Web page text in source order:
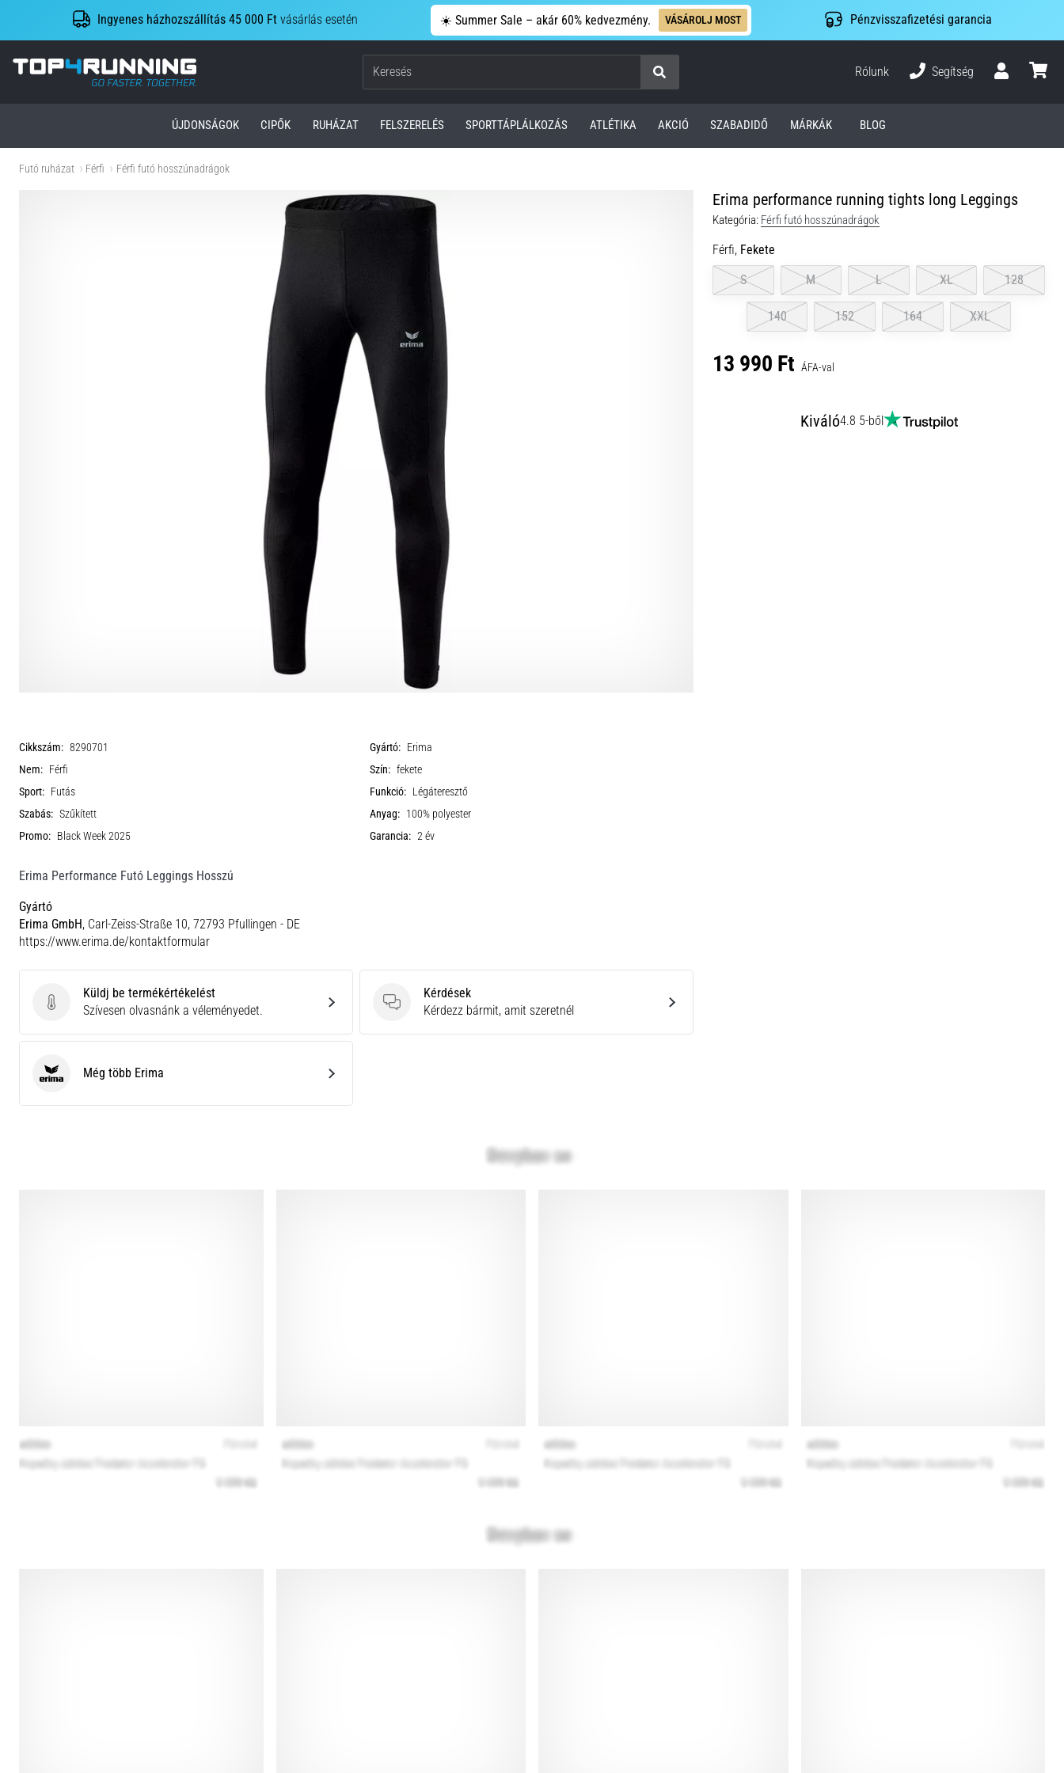
Ingyenes házhozszállítás 45 000 Ft vásárlás esetén ☀️ Summer Sale – akár 60% kedvezmény. VÁSÁROLJ MOST Pénzvisszafizetési garancia
Top4Running.hu
Keresés
Rólunk
Segítség
ÚJDONSÁGOK CIPŐK RUHÁZAT FELSZERELÉS SPORTTÁPLÁLKOZÁS ATLÉTIKA AKCIÓ SZABADIDŐ MÁRKÁK BLOG
Futó ruházat Férfi Férfi futó hosszúnadrágok
Erima performance running tights long Leggings
Kategória: Férfi futó hosszúnadrágok
Férfi, Fekete
S
M L XL 128
140 152 164 XXL
13 990 Ft ÁFA-val
Kiváló4.8 5-ből
Cikkszám: 8290701 Gyártó: Erima
Nem: Férfi Szín: fekete
Sport: Futás Funkció: Légáteresztő
Szabás: Szűkített Anyag: 100% polyester
Promo: Black Week 2025 Garancia: 2 év
Erima Performance Futó Leggings Hosszú
Gyártó
Erima GmbH, Carl-Zeiss-Straße 10, 72793 Pfullingen - DE
https://www.erima.de/kontaktformular
Küldj be termékértékelést
Küldj be termékértékelést
Szívesen olvasnánk a véleményedet.
Kérdések
Kérdések
Kérdezz bármit, amit szeretnél
Erima Még több Erima